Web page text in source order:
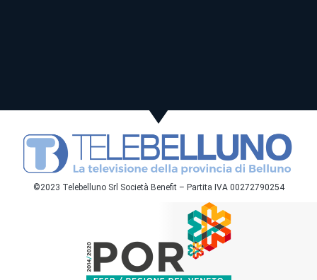
©2023 Telebelluno Srl Società Benefit – Partita IVA 00272790254